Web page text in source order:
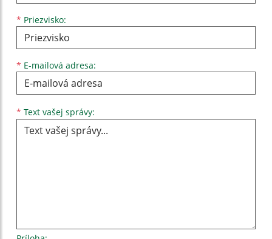
* Priezvisko:
* E-mailová adresa:
* Text vašej správy: